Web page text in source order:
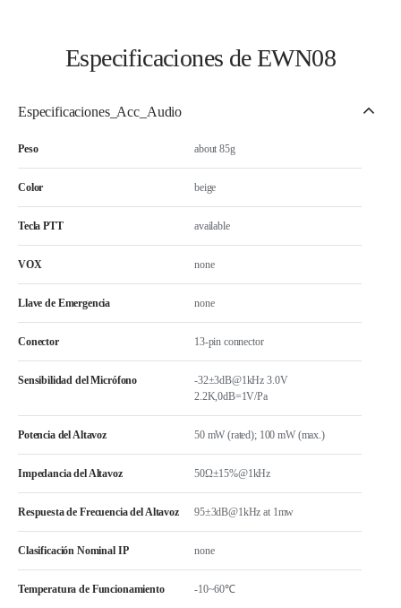
Especificaciones de EWN08
Especificaciones_Acc_Audio
Peso about 85g
Color beige
Tecla PTT available
VOX none
Llave de Emergencia none
Conector 13-pin connector
Sensibilidad del Micrófono
-32±3dB@1kHz 3.0V
2.2K,0dB=1V/Pa
Potencia del Altavoz 50 mW (rated); 100 mW (max.)
Impedancia del Altavoz 50Ω±15%@1kHz
Respuesta de Frecuencia del Altavoz 95±3dB@1kHz at 1mw
Clasificación Nominal IP none
Temperatura de Funcionamiento -10~60℃